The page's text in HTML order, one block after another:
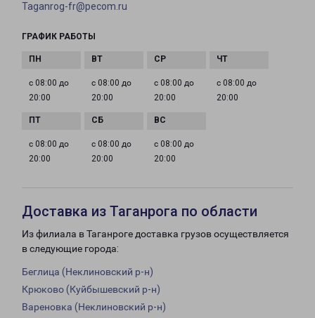
Taganrog-fr@pecom.ru
ГРАФИК РАБОТЫ
с 08:00 до
20:00
с 08:00 до
20:00
с 08:00 до
20:00
с 08:00 до
20:00
с 08:00 до
20:00
с 08:00 до
20:00
с 08:00 до
20:00
Доставка из Таганрога по области
Из филиала в Таганроге доставка грузов осуществляется
в следующие города:
Беглица (Неклиновский р-н)
Крюково (Куйбышевский р-н)
Вареновка (Неклиновский р-н)